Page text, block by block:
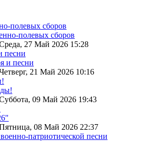
полевых сборов
27 Май 2026 15:28
песни
21 Май 2026 10:16
09 Май 2026 19:43
08 Май 2026 22:37
патриотической песни